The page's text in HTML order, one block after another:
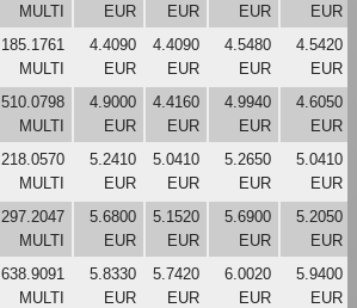
MULTI
EUR
EUR
EUR
EUR
185.1761
MULTI
4.4090
EUR
4.4090
EUR
4.5480
EUR
4.5420
EUR
510.0798
MULTI
4.9000
EUR
4.4160
EUR
4.9940
EUR
4.6050
EUR
218.0570
MULTI
5.2410
EUR
5.0410
EUR
5.2650
EUR
5.0410
EUR
297.2047
MULTI
5.6800
EUR
5.1520
EUR
5.6900
EUR
5.2050
EUR
638.9091
MULTI
5.8330
EUR
5.7420
EUR
6.0020
EUR
5.9400
EUR